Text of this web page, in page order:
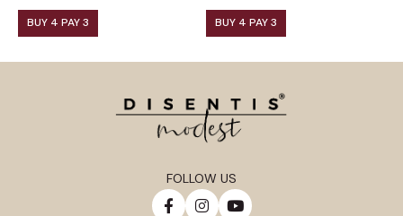
BUY 4 PAY 3 BUY 4 PAY 3
FOLLOW US